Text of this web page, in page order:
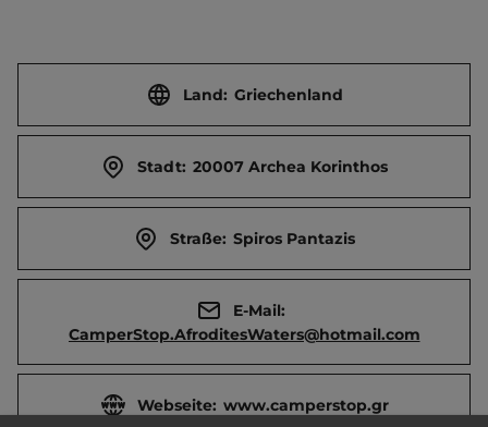
Land: Griechenland
Stadt: 20007 Archea Korinthos
Straße: Spiros Pantazis
E-Mail:
CamperStop.AfroditesWaters@hotmail.com
Webseite: www.camperstop.gr